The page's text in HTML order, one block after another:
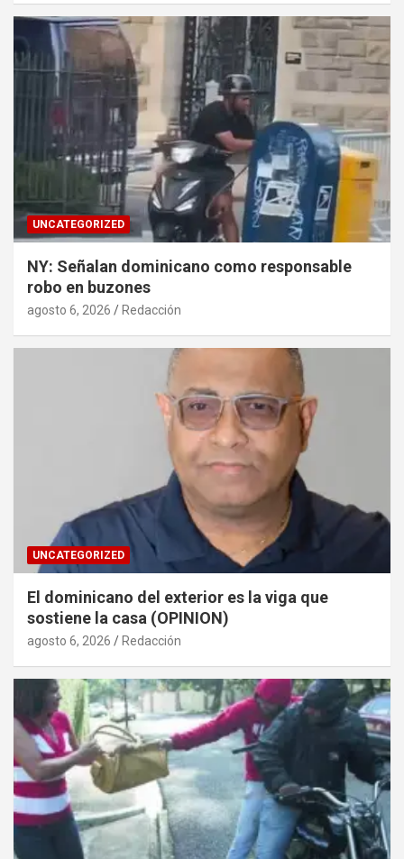
UNCATEGORIZED
NY: Señalan dominicano como responsable
robo en buzones
agosto 6, 2026 Redacción
UNCATEGORIZED
El dominicano del exterior es la viga que
sostiene la casa (OPINION)
agosto 6, 2026 Redacción